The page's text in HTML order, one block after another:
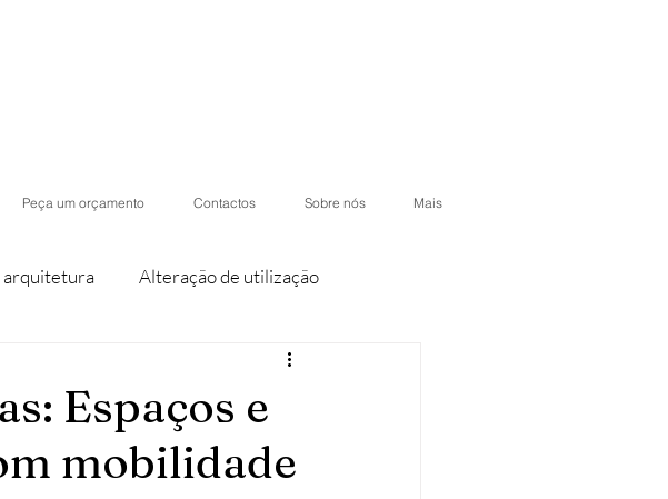
Peça um orçamento Contactos Sobre nós Mais
arquitetura Alteração de utilização
Condomínios
Artificial Hotéis
Espaços e
mobilidade